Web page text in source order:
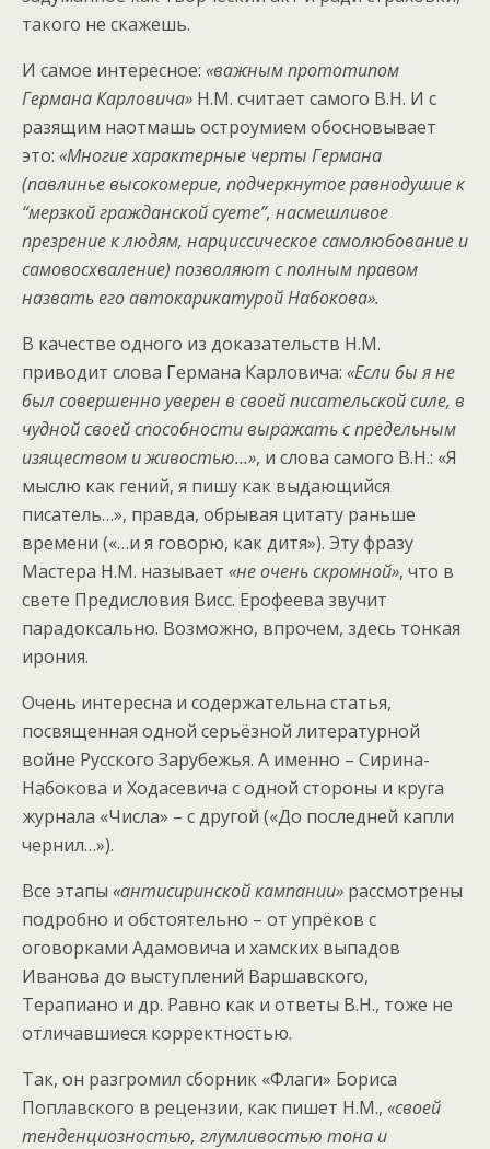
такого не скажешь.
И самое интересное: «важным прототипом
Германа Карловича» Н.М. считает самого В.Н. И с
разящим наотмашь остроумием обосновывает
это: «Многие характерные черты Германа
(павлинье высокомерие, подчеркнутое равнодушие к
“мерзкой гражданской суете”, насмешливое
презрение к людям, нарциссическое самолюбование и
самовосхваление) позволяют с полным правом
назвать его автокарикатурой Набокова».
В качестве одного из доказательств Н.М.
приводит слова Германа Карловича: «Если бы я не
был совершенно уверен в своей писательской силе, в
чудной своей способности выражать с предельным
изяществом и живостью…», и слова самого В.Н.: «Я
мыслю как гений, я пишу как выдающийся
писатель…», правда, обрывая цитату раньше
времени («…и я говорю, как дитя»). Эту фразу
Мастера Н.М. называет «не очень скромной», что в
свете Предисловия Висс. Ерофеева звучит
парадоксально. Возможно, впрочем, здесь тонкая
ирония.
Очень интересна и содержательна статья,
посвященная одной серьёзной литературной
войне Русского Зарубежья. А именно – Сирина-
Набокова и Ходасевича с одной стороны и круга
журнала «Числа» – с другой («До последней капли
чернил…»).
Все этапы «антисиринской кампании» рассмотрены
подробно и обстоятельно – от упрёков с
оговорками Адамовича и хамских выпадов
Иванова до выступлений Варшавского,
Терапиано и др. Равно как и ответы В.Н., тоже не
отличавшиеся корректностью.
Так, он разгромил сборник «Флаги» Бориса
Поплавского в рецензии, как пишет Н.М., «своей
тенденциозностью, глумливостью тона и